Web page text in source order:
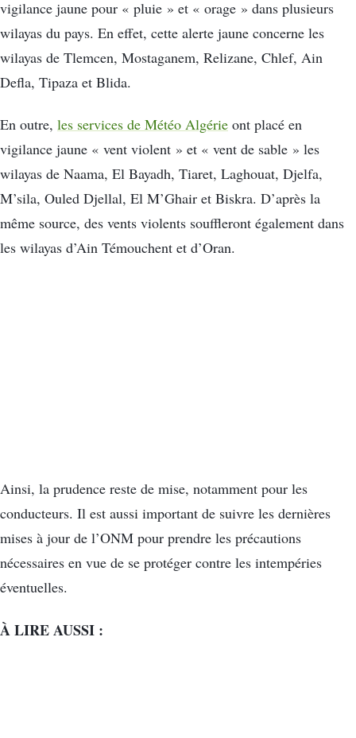
vigilance jaune pour « pluie » et « orage » dans plusieurs
wilayas du pays. En effet, cette alerte jaune concerne les
wilayas de Tlemcen, Mostaganem, Relizane, Chlef, Ain
Defla, Tipaza et Blida.
En outre, les services de Météo Algérie ont placé en
vigilance jaune « vent violent » et « vent de sable » les
wilayas de Naama, El Bayadh, Tiaret, Laghouat, Djelfa,
M’sila, Ouled Djellal, El M’Ghair et Biskra. D’après la
même source, des vents violents souffleront également dans
les wilayas d’Ain Témouchent et d’Oran.
Ainsi, la prudence reste de mise, notamment pour les
conducteurs. Il est aussi important de suivre les dernières
mises à jour de l’ONM pour prendre les précautions
nécessaires en vue de se protéger contre les intempéries
éventuelles.
À LIRE AUSSI :